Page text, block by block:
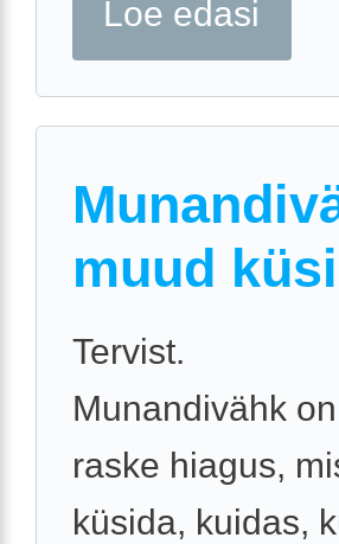
Loe edasi
muud
Tervist.
Munandivähk
raske hiagus,
küsida, kuidas,